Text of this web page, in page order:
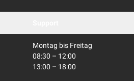
Montag bis Freitag
08:30 – 12:00
13:00 – 18:00